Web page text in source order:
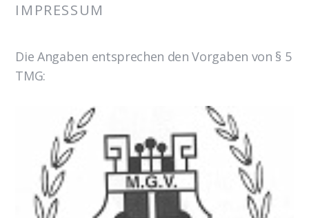
IMPRESSUM
Die Angaben entsprechen den Vorgaben von § 5
TMG: